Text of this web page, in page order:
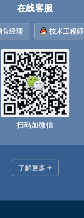
在线客服
售经理 技术工程师
扫码加微信
了解更多